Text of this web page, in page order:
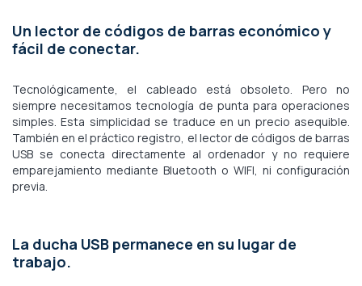
Un lector de códigos de barras económico y
fácil de conectar.
Tecnológicamente, el cableado está obsoleto. Pero no
siempre necesitamos tecnología de punta para operaciones
simples. Esta simplicidad se traduce en un precio asequible.
También en el práctico registro, el lector de códigos de barras
USB se conecta directamente al ordenador y no requiere
emparejamiento mediante Bluetooth o WIFI, ni configuración
previa.
La ducha USB permanece en su lugar de
trabajo.